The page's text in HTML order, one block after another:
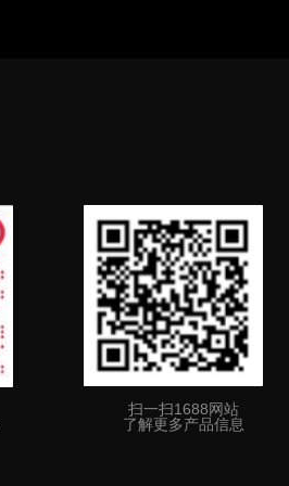
扫一扫1688网站
了解更多产品信息